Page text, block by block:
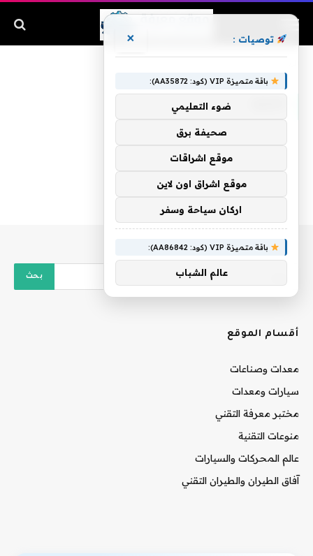
أقسام الموقع
معدات وصناعات
سيارات ومعدات
مختبر معرفة التقني
منوعات التقنية
عالم المحركات والسيارات
آفاق الطيران والطيران التقني
توصيات : ×
باقة متميزة VIP (كود: AA35872):
ضوء التعليمي
صحيفة برق
موقع اشراقات
موقع اشراق اون لاين
اركان سياحة وسفر
باقة متميزة VIP (كود: AA86842):
عالم الشباب